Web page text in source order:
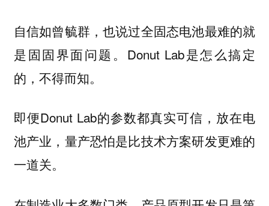
自信如曾毓群，也说过全固态电池最难的就
是固固界面问题。Donut Lab是怎么搞定
的，不得而知。
即便Donut Lab的参数都真实可信，放在电
池产业，量产恐怕是比技术方案研发更难的
一道关。